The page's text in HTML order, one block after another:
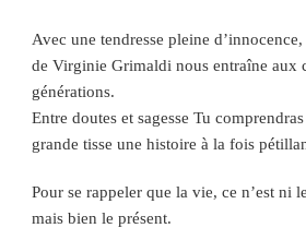
Avec une tendresse pleine
de Virginie Grimaldi nous entraîne aux
générations.
Entre doutes et sagesse Tu
grande tisse une histoire à la fois
Pour se rappeler que la vie, ce n’est ni
mais bien le présent.